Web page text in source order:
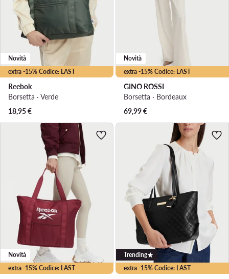
extra -15% Codice: LAST
Novità
Reebok
Borsetta · Verde
18,95€
extra -15% Codice: LAST
Novità
GINO ROSSI
Borsetta · Bordeaux
69,99€
extra -15% Codice: LAST
Novità
extra -15% Codice: LAST
Trending